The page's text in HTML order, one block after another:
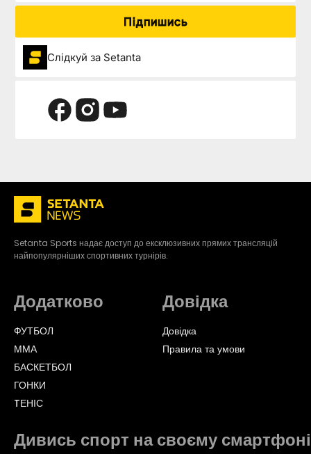
Підпишись
Слідкуй за Setanta
Setanta Sports надає доступ до ексклюзивних прямих трансляцій
найпопулярніших спортивних турнірів.
Додатково
ФУТБОЛ
ММА
БАСКЕТБОЛ
ГОНКИ
TЕНІС
Довідка
Довідка
Правила та умови
Дивись спорт на своєму смартфоні